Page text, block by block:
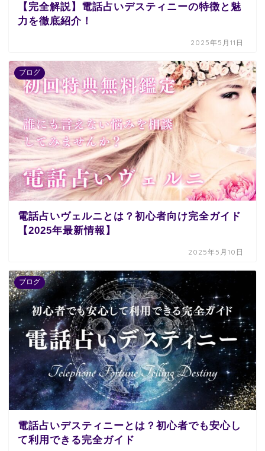
【完全解説】電話占いデスティニーの特徴と魅
力を徹底紹介！
2025年5月11日
ブログ
電話占いヴェルニとは？初心者向け完全ガイド
【2025年最新情報】
2025年5月10日
ブログ
電話占いデスティニーとは？初心者でも安心し
て利用できる完全ガイド